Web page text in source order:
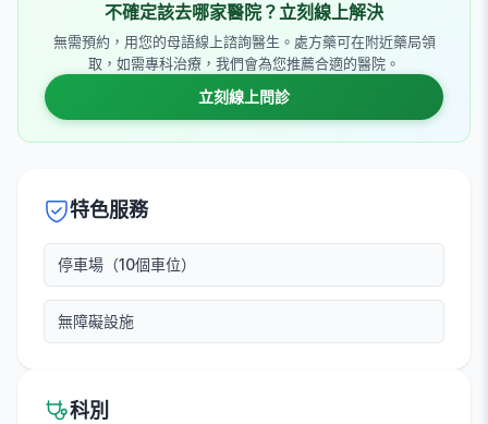
不確定該去哪家醫院？立刻線上解決
無需預約，用您的母語線上諮詢醫生。處方藥可在附近藥局領
取，如需專科治療，我們會為您推薦合適的醫院。
立刻線上問診
特色服務
停車場（10個車位）
無障礙設施
科別